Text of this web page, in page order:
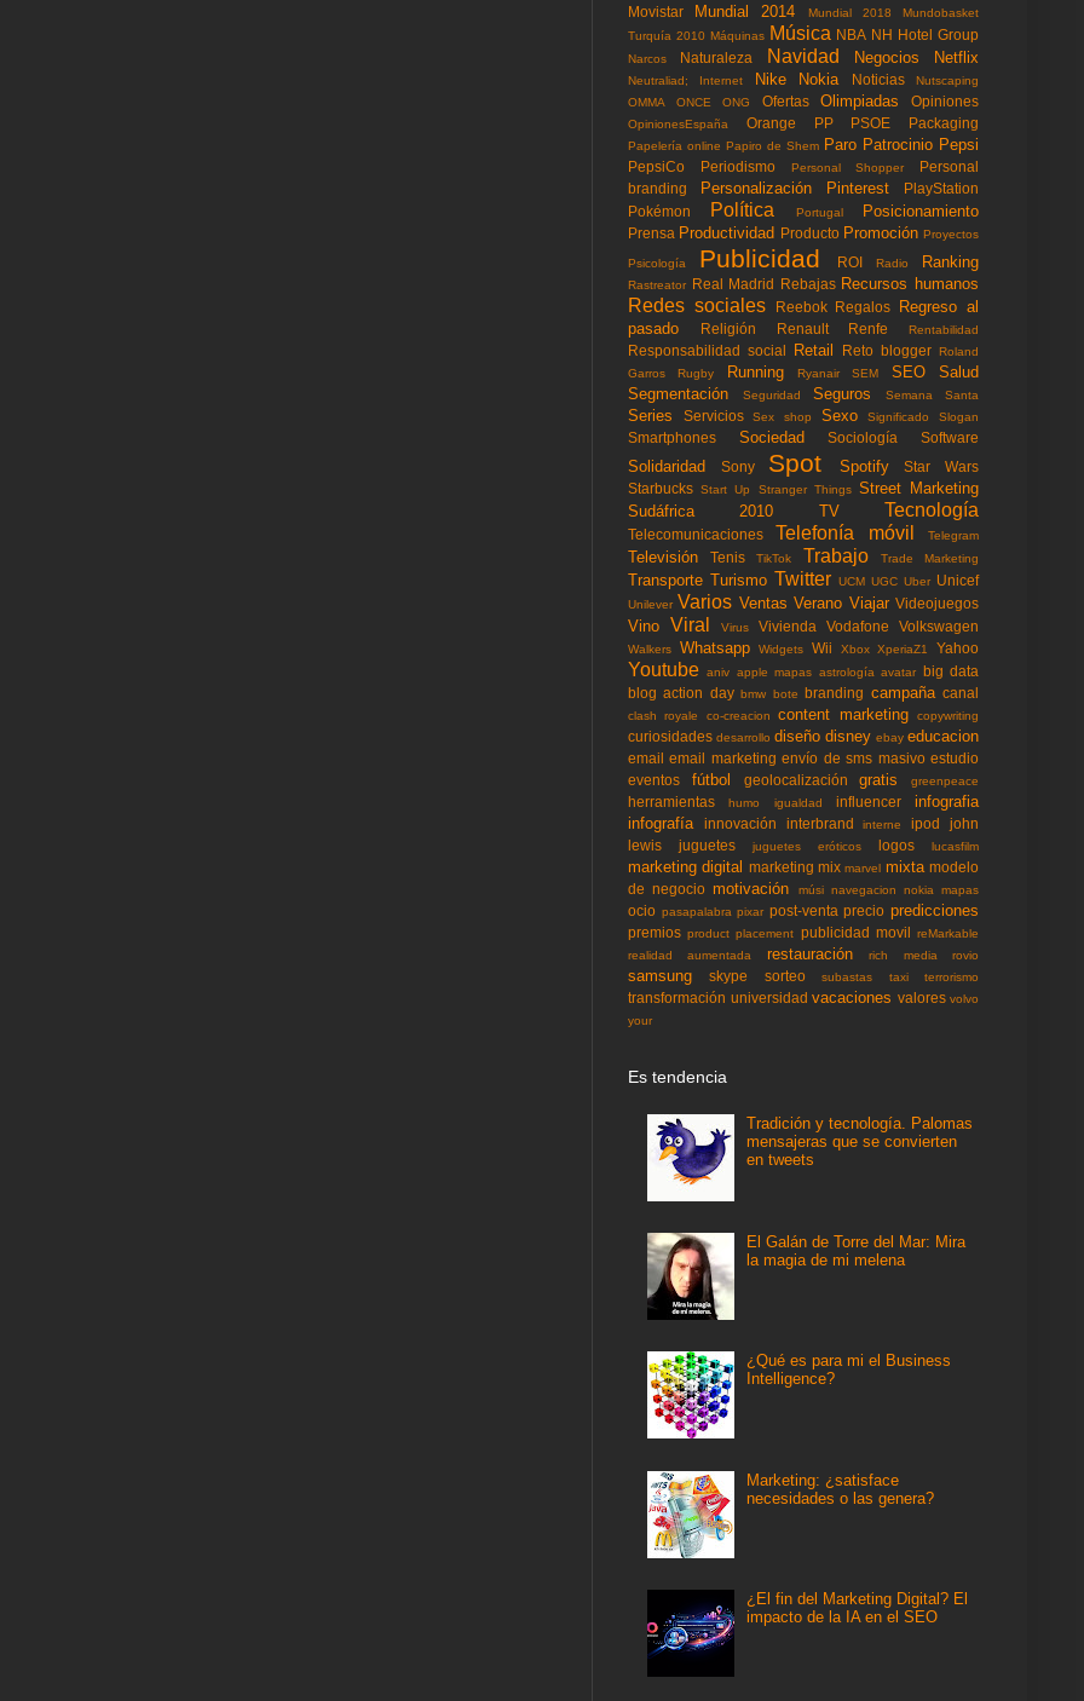
Movistar
Mundial 2014 Mundial 2018
Mundobasket
Turquía 2010 Máquinas Música NBA NH Hotel Group
Narcos Naturaleza Navidad Negocios Netflix
Neutraliad; Internet Nike Nokia Noticias
Nutscaping
OMMA
ONCE ONG Ofertas Olimpiadas Opiniones
OpinionesEspaña Orange PP PSOE Packaging
Papelería online Papiro de Shem Paro Patrocinio Pepsi
PepsiCo Periodismo Personal Shopper
Personal
branding
Personalización Pinterest
PlayStation
Pokémon
Política Portugal Posicionamiento
Prensa Productividad Producto Promoción Proyectos
Psicología Publicidad ROI Radio Ranking
Rastreator Real Madrid Rebajas Recursos humanos
Redes sociales Reebok Regalos
Regreso al
pasado
Religión Renault Renfe Rentabilidad
Responsabilidad social Retail Reto blogger Roland
Garros
Rugby Running Ryanair SEM SEO
Salud
Segmentación
Seguridad Seguros Semana Santa
Series Servicios Sex shop Sexo Significado Slogan
Smartphones Sociedad Sociología Software
Solidaridad Sony Spot Spotify
Star Wars
Starbucks Start Up Stranger Things Street Marketing
Sudáfrica 2010
TV Tecnología
Telecomunicaciones Telefonía móvil Telegram
Televisión Tenis TikTok Trabajo Trade Marketing
Transporte Turismo Twitter UCM UGC Uber Unicef
Unilever Varios Ventas Verano Viajar Videojuegos
Vino Viral Virus Vivienda Vodafone Volkswagen
Walkers Whatsapp Widgets Wii Xbox XperiaZ1 Yahoo
Youtube aniv apple mapas astrología avatar big data
blog action day bmw bote branding campaña canal
clash royale co-creacion content marketing copywriting
curiosidades desarrollo diseño disney ebay educacion
email email marketing envío de sms masivo estudio
eventos
fútbol geolocalización gratis greenpeace
herramientas humo igualdad influencer
infografia
infografía
innovación interbrand interne ipod
john
lewis
juguetes juguetes eróticos logos lucasfilm
marketing digital marketing mix marvel mixta modelo
de negocio motivación músi navegacion nokia mapas
ocio pasapalabra pixar post-venta precio predicciones
premios product placement publicidad movil reMarkable
realidad aumentada
restauración rich media rovio
samsung skype sorteo subastas taxi terrorismo
transformación universidad vacaciones valores volvo
your
Es tendencia
Tradición y tecnología. Palomas
mensajeras que se convierten
en tweets
El Galán de Torre del Mar: Mira
la magia de mi melena
¿Qué es para mi el Business
Intelligence?
Marketing: ¿satisface
necesidades o las genera?
¿El fin del Marketing Digital? El
impacto de la IA en el SEO